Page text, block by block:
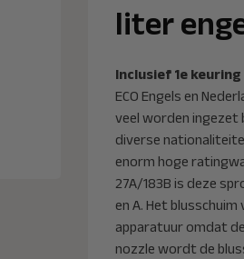
liter
Inclusief 1e keuring
ECO Engels en
veel worden ingezet
diverse
enorm hoge
27A/183B is deze
en A. Het
apparatuur omdat
nozzle wordt de